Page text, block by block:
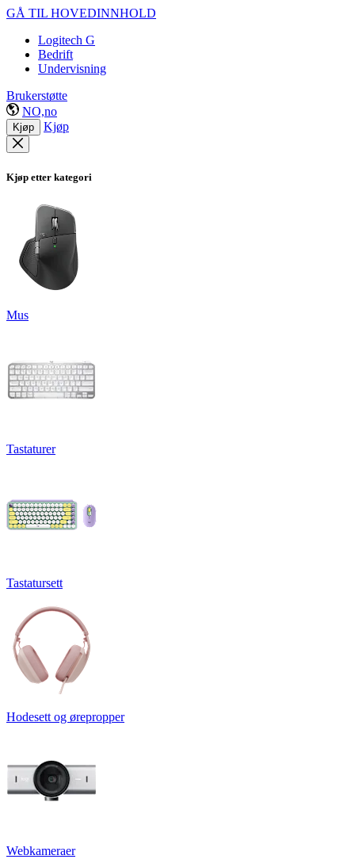
GÅ TIL HOVEDINNHOLD
Logitech G
Bedrift
Undervisning
Brukerstøtte
NO,no
Kjøp Kjøp
Kjøp etter kategori
Mus
Tastaturer
Tastatursett
Hodesett og ørepropper
Webkameraer